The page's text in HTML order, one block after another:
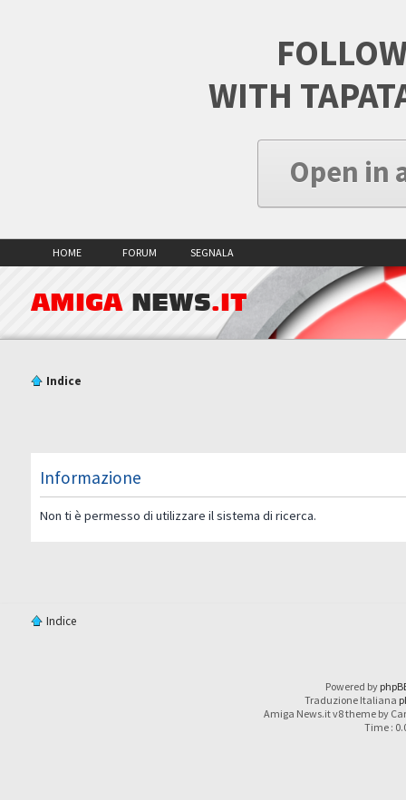
WITH
Open in
HOME FORUM SEGNALA
AMIGA NEWS.IT
Indice
Informazione
Non ti è permesso di utilizzare il sistema di ricerca.
Indice
Powered by
Traduzione Italiana
Amiga News.it v8 theme by
Time :